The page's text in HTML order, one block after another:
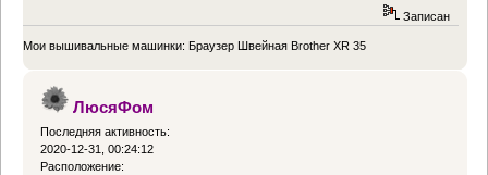
Записан
Мои вышивальные машинки: Браузер Швейная Brother XR 35
ЛюсяФом
Последняя активность:
2020-12-31, 00:24:12
Расположение: